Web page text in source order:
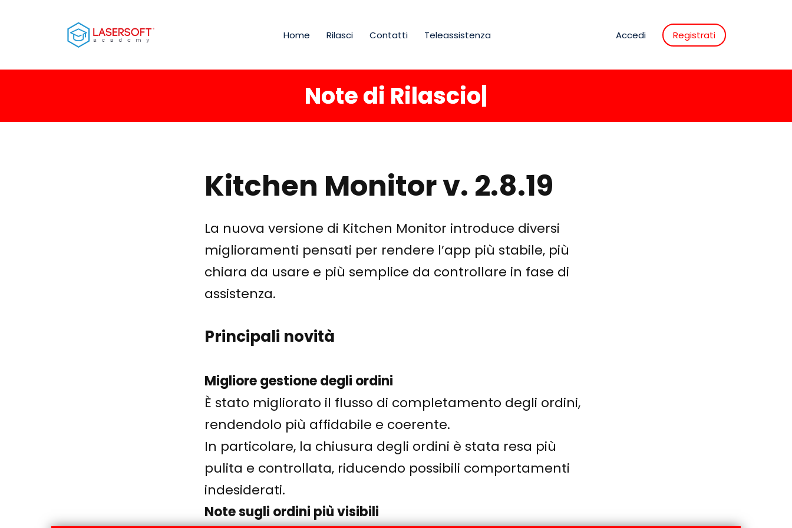
Home Rilasci Contatti Teleassistenza Accedi Registrati
Note di Rilascio
Kitchen Monitor v. 2.8.19
La nuova versione di Kitchen Monitor introduce diversi
miglioramenti pensati per rendere l’app più stabile, più
chiara da usare e più semplice da controllare in fase di
assistenza.
Principali novità
Migliore gestione degli ordini
È stato migliorato il flusso di completamento degli ordini,
rendendolo più affidabile e coerente.
In particolare, la chiusura degli ordini è stata resa più
pulita e controllata, riducendo possibili comportamenti
indesiderati.
Note sugli ordini più visibili